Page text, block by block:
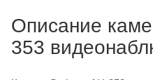
Описание
353